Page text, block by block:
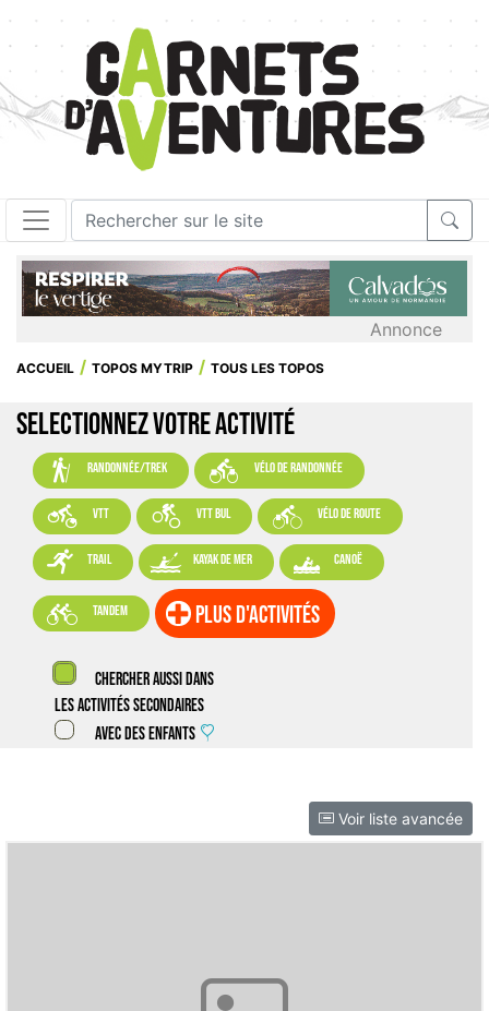
Annonce
ACCUEIL TOPOS MYTRIP TOUS LES TOPOS
SELECTIONNEZ VOTRE ACTIVITÉ
 randonnée/trek  vélo de randonnée
 VTT  VTT BUL  vélo de route
 trail  kayak de mer  canoë
 tandem plus d'activités
Chercher aussi dans
les activités secondaires
Avec des enfants
Voir liste avancée